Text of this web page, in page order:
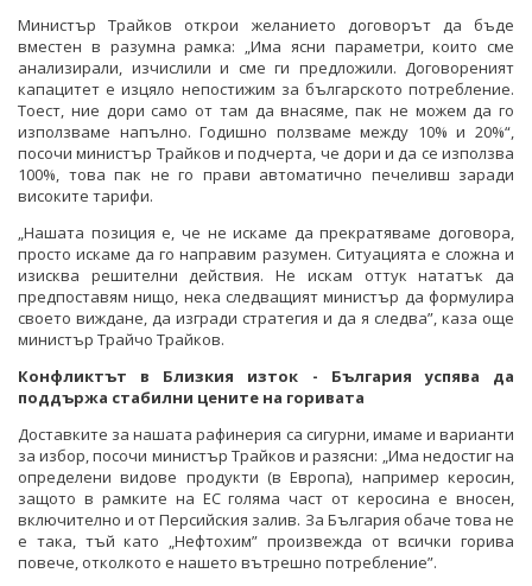
Министър Трайков открои желанието договорът да бъде
вместен в разумна рамка: „Има ясни параметри, които сме
анализирали, изчислили и сме ги предложили. Договореният
капацитет е изцяло непостижим за българското потребление.
Тоест, ние дори само от там да внасяме, пак не можем да го
използваме напълно. Годишно ползваме между 10% и 20%“,
посочи министър Трайков и подчерта, че дори и да се използва
100%, това пак не го прави автоматично печеливш заради
високите тарифи.
„Нашата позиция е, че не искаме да прекратяваме договора,
просто искаме да го направим разумен. Ситуацията е сложна и
изисква решителни действия. Не искам оттук нататък да
предпоставям нищо, нека следващият министър да формулира
своето виждане, да изгради стратегия и да я следва”, каза още
министър Трайчо Трайков.
Конфликтът в Близкия изток - България успява да
поддържа стабилни цените на горивата
Доставките за нашата рафинерия са сигурни, имаме и варианти
за избор, посочи министър Трайков и разясни: „Има недостиг на
определени видове продукти (в Европа), например керосин,
защото в рамките на ЕС голяма част от керосина е вносен,
включително и от Персийския залив. За България обаче това не
е така, тъй като „Нефтохим” произвежда от всички горива
повече, отколкото е нашето вътрешно потребление”.